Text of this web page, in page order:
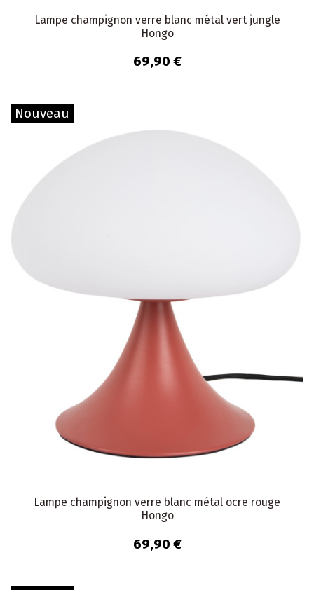
Lampe champignon verre blanc métal vert jungle
Hongo
69,90 €
Nouveau
Lampe champignon verre blanc métal ocre rouge
Hongo
69,90 €